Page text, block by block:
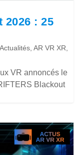
2026 : 25
Actualités,AR VR XR,
VR annoncés le
Blackout